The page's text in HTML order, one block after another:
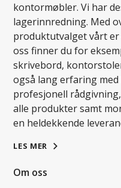
kontormøbler. Vi har
lagerinnredning. Med
produktutvalget vårt er
oss finner du for
skrivebord,
også lang erfaring
profesjonell
alle produkter samt
en heldekkende
LES MER
Om oss